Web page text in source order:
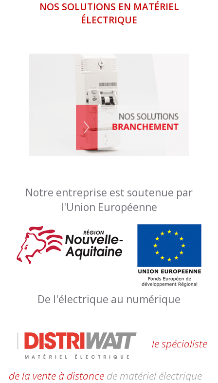
NOS SOLUTIONS EN MATÉRIEL
ÉLECTRIQUE
Notre entreprise est soutenue par
l'Union Européenne
De l'électrique au numérique
le spécialiste
de la vente à distance de matériel électrique